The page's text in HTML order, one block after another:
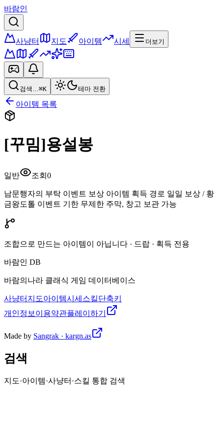
바람인
사냥터 지도 아이템 시세 더보기
검색…⌘K 테마 전환
아이템 목록
[꾸밈]용설봉
일반 조회 0
남문행자의 부탁 이벤트 보상 아이템 획득 경로 일일 보상 / 황
금왕도톨 이벤트 기한 무제한 주막, 창고 보관 가능
조합으로 만드는 아이템이 아닙니다 · 드랍 · 획득 전용
바람인 DB
바람의나라 클래식 게임 데이터베이스
사냥터 지도아이템시세 스킬단축키
개인정보 이용약관플레이하기
Made by Sangrak · kargn.as
검색
지도·아이템·사냥터·스킬 통합 검색